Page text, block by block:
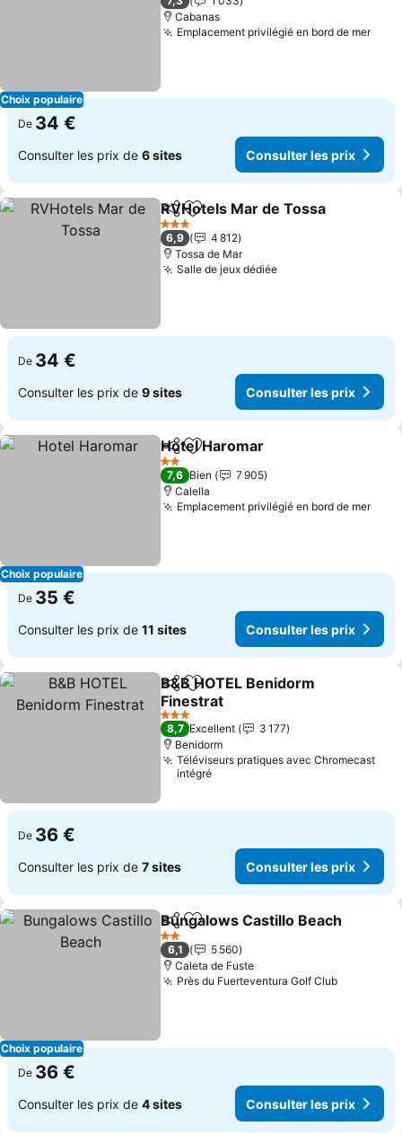
Choix populaire
Cabanas
Emplacement privilégié en bord de mer
De 34 €
Consulter les prix de 6 sites Consulter les prix
PartagerAjouter à mes favoris
RVHotels Mar de Tossa
3 Étoiles
6,9
4 812
Tossa de Mar
Salle de jeux dédiée
De 34 €
Consulter les prix de 9 sites Consulter les prix
Choix populaire
PartagerAjouter à mes favoris
Hotel Haromar
2 Étoiles
7,6 Bien
7 905
Calella
Emplacement privilégié en bord de mer
De 35 €
Consulter les prix de 11 sites Consulter les prix
PartagerAjouter à mes favoris
B&B HOTEL Benidorm
Finestrat
3 Étoiles
8,7 Excellent
3 177
Benidorm
Téléviseurs pratiques avec Chromecast
intégré
De 36 €
Consulter les prix de 7 sites Consulter les prix
Choix populaire
PartagerAjouter à mes favoris
Bungalows Castillo Beach
2 Étoiles
6,1
5 560
Caleta de Fuste
Près du Fuerteventura Golf Club
De 36 €
Consulter les prix de 4 sites Consulter les prix